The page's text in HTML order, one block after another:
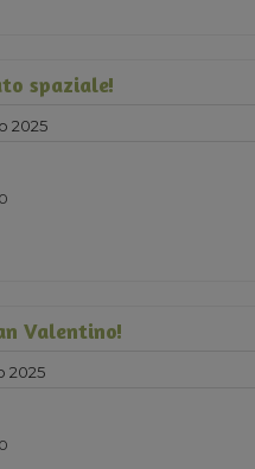
spaziale!
2025
Valentino!
2025